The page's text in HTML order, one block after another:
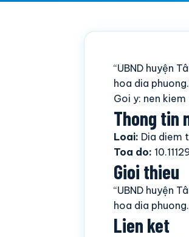
“UBND huyện
hoa dia phuong.
Goi y: nen
Thong tin
Loai: Dia diem
Toa do:
Gioi thieu
“UBND huyện
hoa dia phuong.
Lien ket